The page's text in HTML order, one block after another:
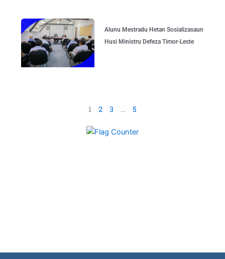
Alunu Mestradu Hetan Sosializasaun
Husi Ministru Defeza Timor-Leste
1 2 3 … 5